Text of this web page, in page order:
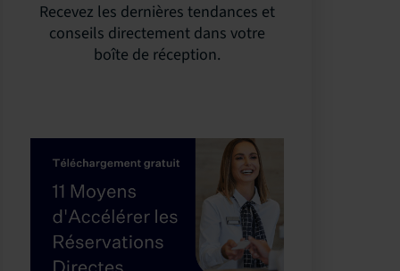
Recevez les dernières tendances et
conseils directement dans votre
boîte de réception.